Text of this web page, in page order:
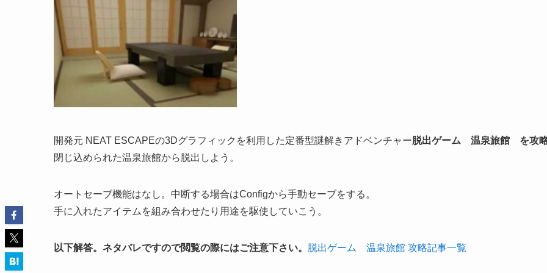
開発元 NEAT ESCAPEの3Dグラフィックを利用した定番型謎解きアドベンチャー脱出ゲーム 温泉旅館 を攻
閉じ込められた温泉旅館から脱出しよう。
オートセーブ機能はなし。中断する場合はConfigから手動セーブをする。
手に入れたアイテムを組み合わせたり用途を駆使していこう。
以下解答。ネタバレですので閲覧の際にはご注意下さい。 脱出ゲーム 温泉旅館 攻略記事一覧